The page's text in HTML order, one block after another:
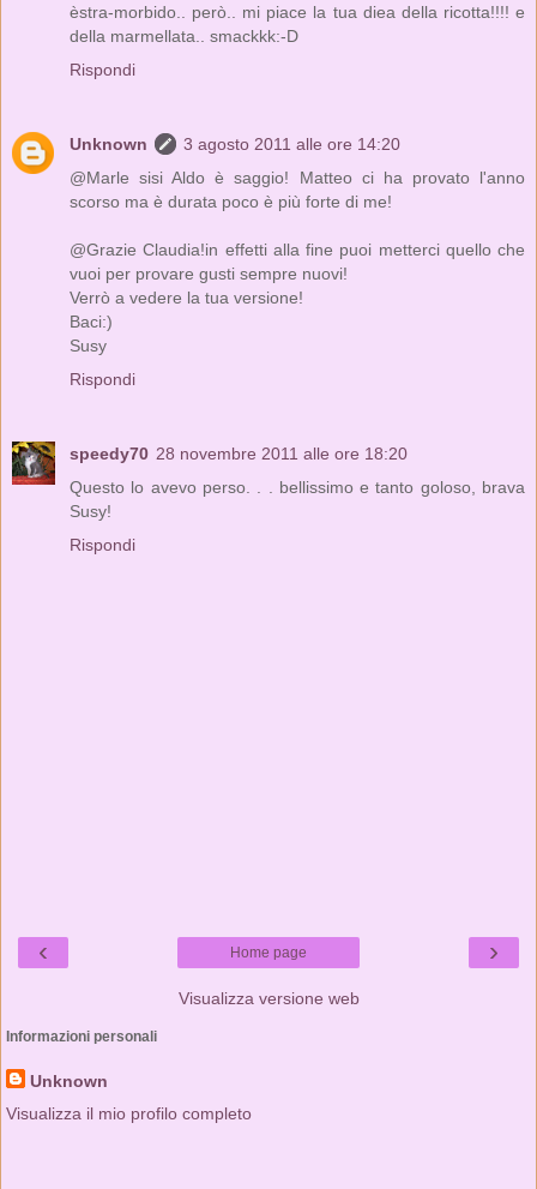
èstra-morbido.. però.. mi piace la tua diea della ricotta!!!! e
della marmellata.. smackkk:-D
Rispondi
Unknown
3 agosto 2011 alle ore 14:20
@Marle sisi Aldo è saggio! Matteo ci ha provato l'anno
scorso ma è durata poco è più forte di me!
@Grazie Claudia!in effetti alla fine puoi metterci quello che
vuoi per provare gusti sempre nuovi!
Verrò a vedere la tua versione!
Baci:)
Susy
Rispondi
speedy70 28 novembre 2011 alle ore 18:20
Questo lo avevo perso. . . bellissimo e tanto goloso, brava
Susy!
Rispondi
‹ ›
Home page
Visualizza versione web
Informazioni personali
Unknown
Visualizza il mio profilo completo